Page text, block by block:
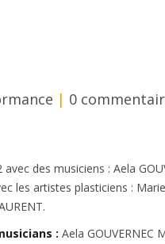
| 0
avec des musiciens : Aela
les artistes plasticiens :
: Aela GOUVERNEC